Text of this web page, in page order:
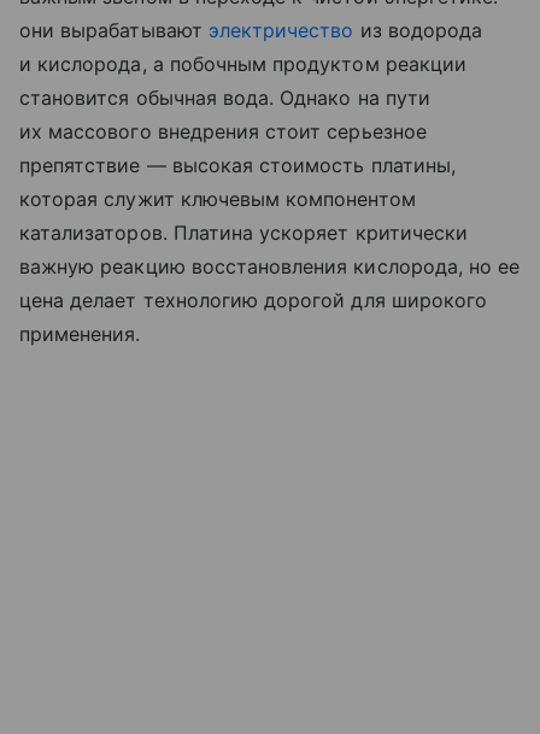
они вырабатывают электричество из водорода
и кислорода, а побочным продуктом реакции
становится обычная вода. Однако на пути
их массового внедрения стоит серьезное
препятствие — высокая стоимость платины,
которая служит ключевым компонентом
катализаторов. Платина ускоряет критически
важную реакцию восстановления кислорода, но ее
цена делает технологию дорогой для широкого
применения.